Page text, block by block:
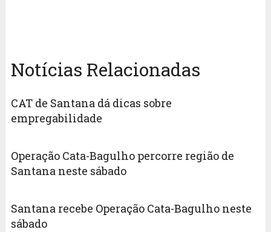
Notícias Relacionadas
CAT de Santana dá dicas sobre
empregabilidade
Operação Cata-Bagulho percorre região de
Santana neste sábado
Santana recebe Operação Cata-Bagulho neste
sábado